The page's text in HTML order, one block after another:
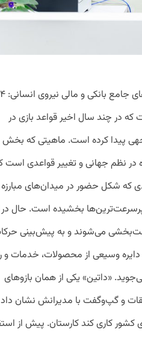
است که در چند سال اخیر قواعد بازی در
پیدا کرده است. ماهیتی که
در نظم جهانی و تغییر قواعدی است
که شکل حضور در میدان‌های مبارزه
پرسرعت‌ترین‌ها بخشیده‌ است. حال
می‌شوند و به پیش‌بینی
وسیعی از محصولات، خدمات و
«داتین» یکی از همان بازوهای
و گپ‌و‌گفت با مدیرانش نشان داد
کاری کند کارستان. پیش از